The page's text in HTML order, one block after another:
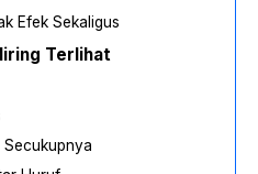
Efek Sekaligus
Terlihat
Secukupnya